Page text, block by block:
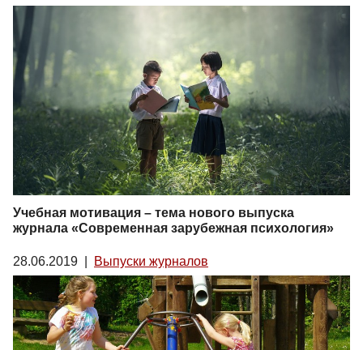
Учебная мотивация – тема нового выпуска
журнала «Современная зарубежная психология»
28.06.2019 Выпуски журналов